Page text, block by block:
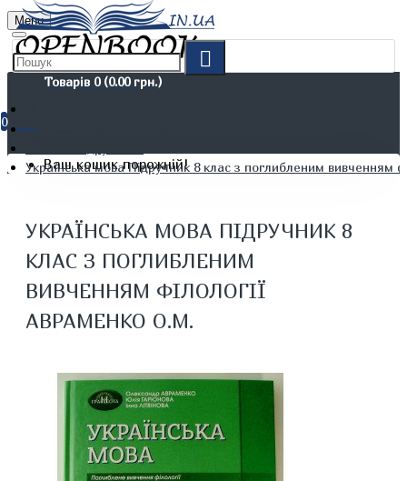
Menu
Товарів 0 (0.00 грн.)
0
Ваш кошик порожній!
Дітям. Навчання та дозвілля
Українська мова Підручник 8 клас з поглибленим вивченням
УКРАЇНСЬКА МОВА ПІДРУЧНИК 8
КЛАС З ПОГЛИБЛЕНИМ
ВИВЧЕННЯМ ФІЛОЛОГІЇ
АВРАМЕНКО О.М.